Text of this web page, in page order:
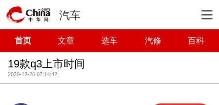
汽车
首页 文章 选车 汽修 百科
19款q3上市时间
2020-12-26 07:14:42